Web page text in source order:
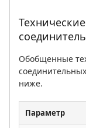
Обобщенные
ниже.
Параметр